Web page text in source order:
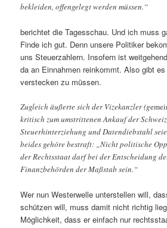
bekleiden, offengelegt werden müssen.“
berichtet die Tagesschau. Und ich muss
Finde ich gut. Denn unsere Politiker
uns Steuerzahlern. Insofern ist
da an Einnahmen reinkommt. Also gibt
verstecken zu müssen.
Zugleich äußerte sich der Vizekanzler (g
kritisch zum umstrittenen Ankauf der
Steuerhinterziehung und Datendiebstahl
beides gehöre bestraft: „Nicht politische
der Rechtsstaat darf bei der Entscheidung
Finanzbehörden der Maßstab sein.“
Wer nun Westerwelle unterstellen will,
schützen will, muss damit nicht richtig
Möglichkeit, dass er einfach nur